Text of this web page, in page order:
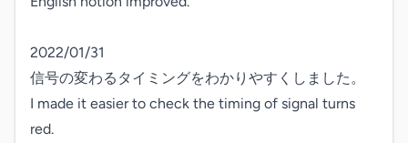
2022/01/31
信号の変わるタイミングをわかりやすくしました。
I made it easier to check the timing of signal turns
red.